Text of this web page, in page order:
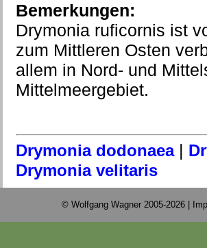
Bemerkungen:
Drymonia ruficornis ist
zum Mittleren Osten
allem in Nord- und
Mittelmeergebiet.
Drymonia dodonaea|
Drymonia velitaris
© Wolfgang Wagner 2005-2026 |